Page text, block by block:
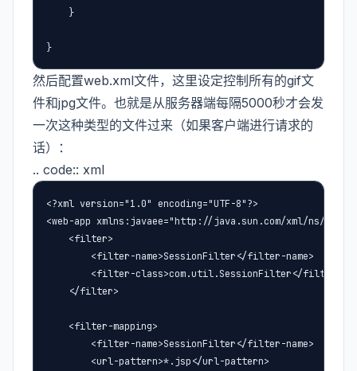
    }
}
然后配置web.xml文件，这里设定控制所有的gif文
件和jpg文件。也就是从服务器端每隔5000秒才会发
一次这种类型的文件过来（如果客户端进行请求的
话）：
.. code:: xml
<?xml version="1.0" encoding="UTF-8"?>
<web-app xmlns:javaee="http://java.sun.com/xml/ns/
    <filter>
        <filter-name>SessionFilter</filter-name>
<filter-class>com.util.SessionFilter</filter-
    </filter>
    <filter-mapping>
        <filter-name>SessionFilter</filter-name>
        <url-pattern>*.jsp</url-pattern>